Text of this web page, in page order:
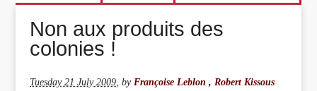
Non aux produits des
colonies !
Tuesday 21 July 2009,byFrançoise Leblon , Robert Kissous